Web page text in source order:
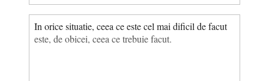
In orice situatie, ceea ce este cel mai dificil de facut
este, de obicei, ceea ce trebuie facut.